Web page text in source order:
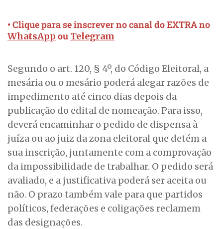
• Clique para se inscrever no canal do EXTRA no
WhatsApp ou Telegram
Segundo o art. 120, § 4º, do Código Eleitoral, a
mesária ou o mesário poderá alegar razões de
impedimento até cinco dias depois da
publicação do edital de nomeação. Para isso,
deverá encaminhar o pedido de dispensa à
juíza ou ao juiz da zona eleitoral que detém a
sua inscrição, juntamente com a comprovação
da impossibilidade de trabalhar. O pedido será
avaliado, e a justificativa poderá ser aceita ou
não. O prazo também vale para que partidos
políticos, federações e coligações reclamem
das designações.